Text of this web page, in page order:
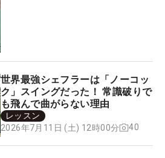
世界最強シェフラーは「ノーコッ
ク」スイングだった！ 常識破りで
も飛んで曲がらない理由
レッスン
2026年7月11日 (土) 12時00分
40